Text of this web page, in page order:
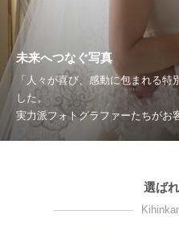
未来へつなぐ写真
「人々が喜び、感動に包まれる
した。
実力派フォトグラファーたちがお
選ば